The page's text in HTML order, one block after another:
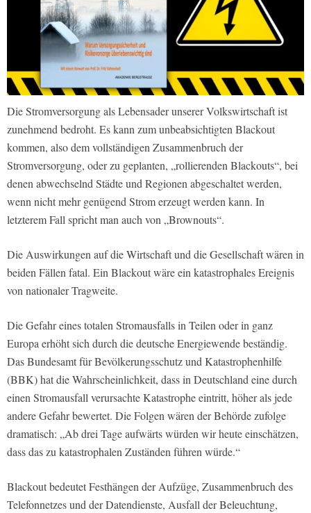
Die Stromversorgung als Lebensader unserer Volkswirtschaft ist
zunehmend bedroht. Es kann zum unbeabsichtigten Blackout
kommen, also dem vollständigen Zusammenbruch der
Stromversorgung, oder zu geplanten, „rollierenden Blackouts“, bei
denen abwechselnd Städte und Regionen abgeschaltet werden,
wenn nicht mehr genügend Strom erzeugt werden kann. In
letzterem Fall spricht man auch von „Brownouts“.
Die Auswirkungen auf die Wirtschaft und die Gesellschaft wären in
beiden Fällen fatal. Ein Blackout wäre ein katastrophales Ereignis
von nationaler Tragweite.
Die Gefahr eines totalen Stromausfalls in Teilen oder in ganz
Europa erhöht sich durch die deutsche Energiewende beständig.
Das Bundesamt für Bevölkerungsschutz und Katastrophenhilfe
(BBK) hat die Wahrscheinlichkeit, dass in Deutschland eine durch
einen Stromausfall verursachte Katastrophe eintritt, höher als jede
andere Gefahr bewertet. Die Folgen wären der Behörde zufolge
dramatisch: „Ab drei Tage aufwärts würden wir heute einschätzen,
dass das zu katastrophalen Zuständen führen würde.“
Blackout bedeutet Festhängen der Aufzüge, Zusammenbruch des
Telefonnetzes und der Datendienste, Ausfall der Beleuchtung,